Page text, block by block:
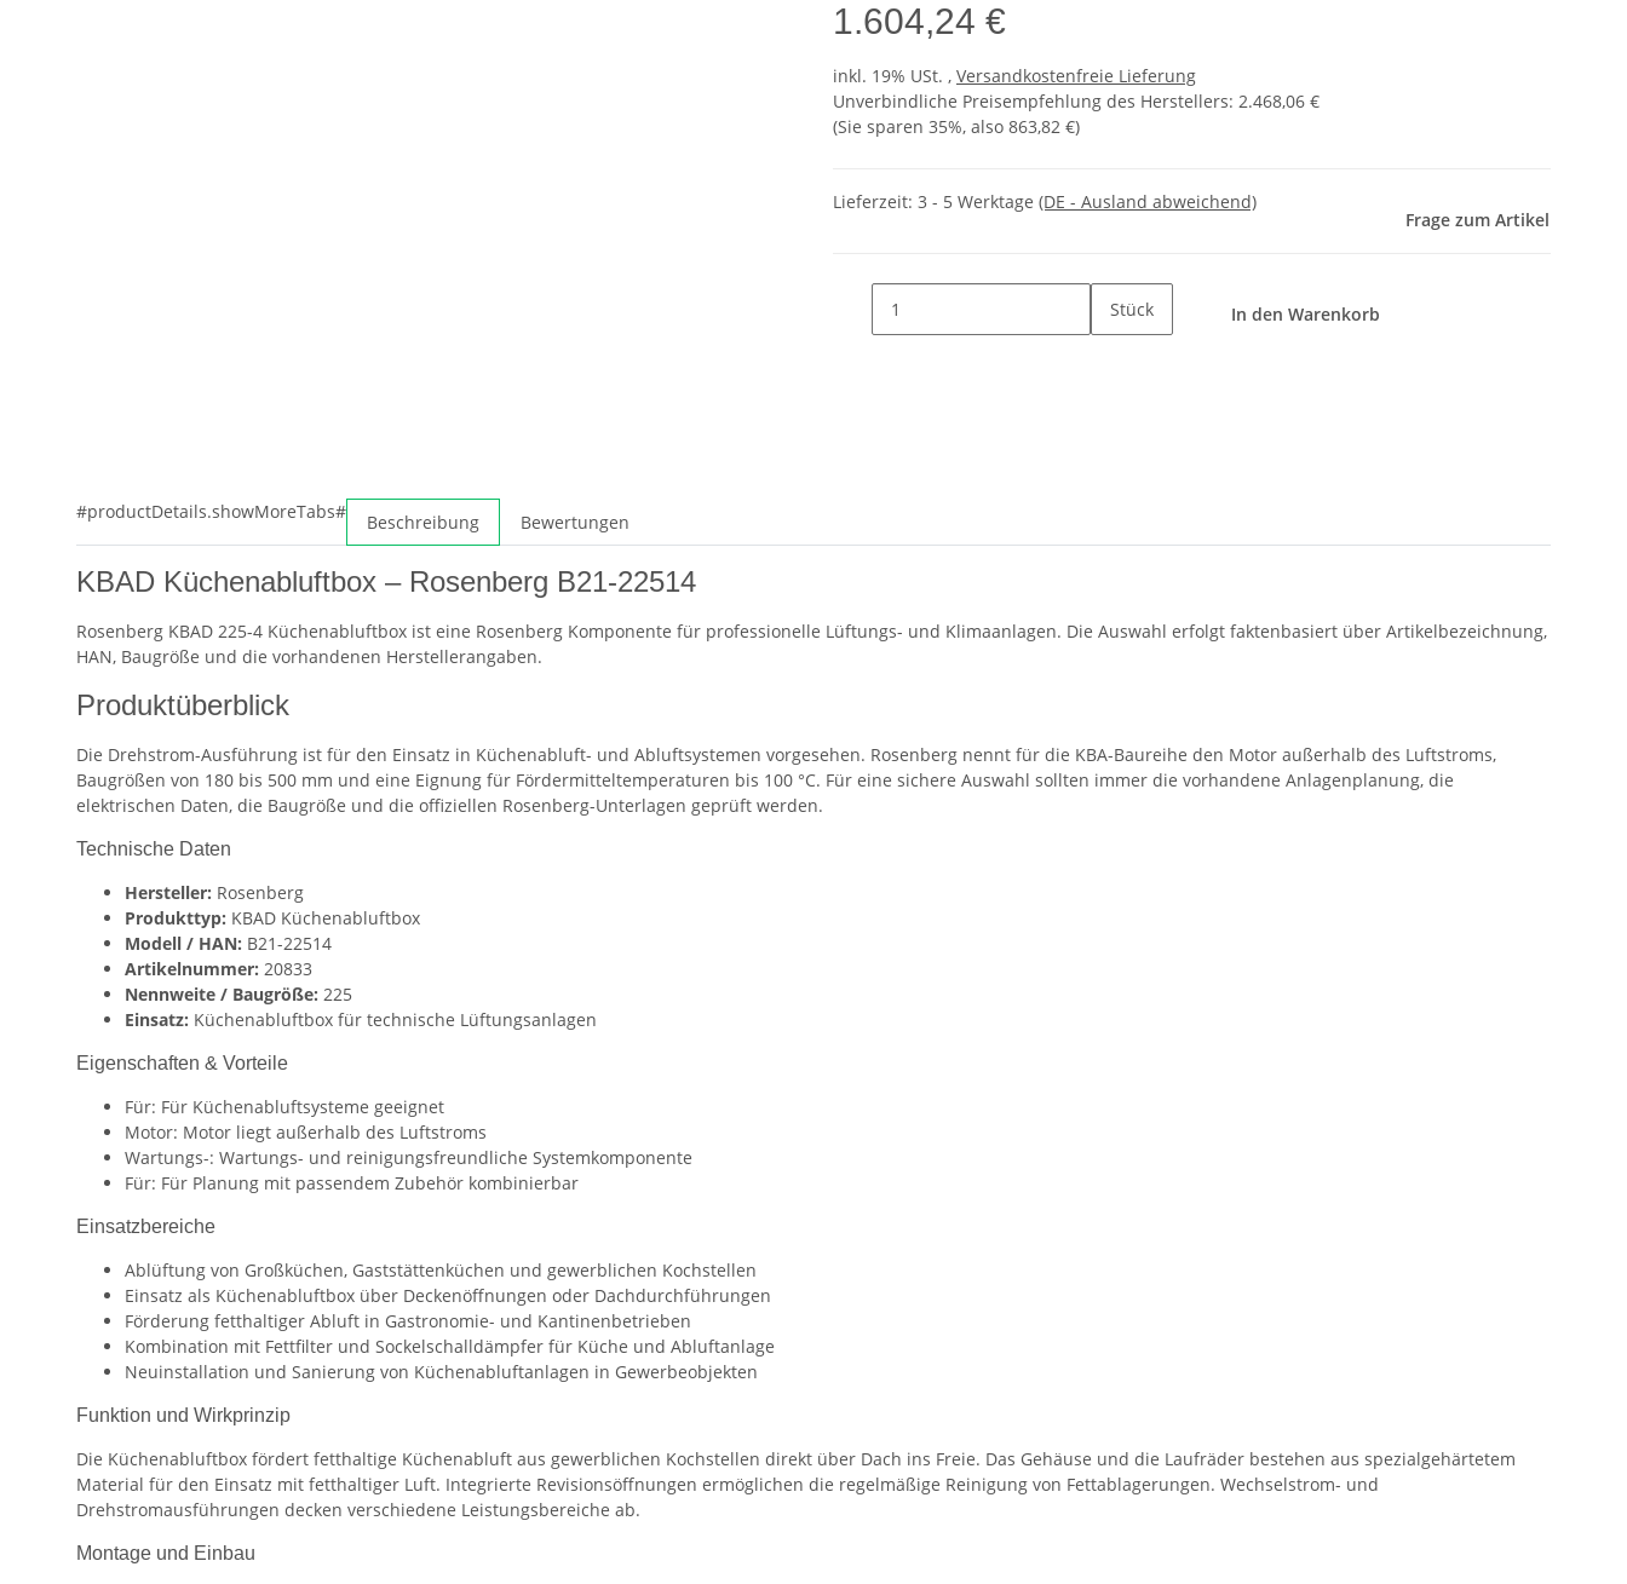
1.604,24 €
inkl. 19% USt. , Versandkostenfreie Lieferung
Unverbindliche Preisempfehlung des Herstellers: 2.468,06 €
(Sie sparen 35%, also 863,82 €)
Lieferzeit: 3 - 5 Werktage (DE - Ausland abweichend)
Frage zum Artikel
Stück In den Warenkorb
#productDetails.showMoreTabs# Beschreibung Bewertungen
KBAD Küchenabluftbox – Rosenberg B21-22514
Rosenberg KBAD 225-4 Küchenabluftbox ist eine Rosenberg Komponente für professionelle Lüftungs- und Klimaanlagen. Die Auswahl erfolgt faktenbasiert über Artikelbezeichnung,
HAN, Baugröße und die vorhandenen Herstellerangaben.
Produktüberblick
Die Drehstrom-Ausführung ist für den Einsatz in Küchenabluft- und Abluftsystemen vorgesehen. Rosenberg nennt für die KBA-Baureihe den Motor außerhalb des Luftstroms,
Baugrößen von 180 bis 500 mm und eine Eignung für Fördermitteltemperaturen bis 100 °C. Für eine sichere Auswahl sollten immer die vorhandene Anlagenplanung, die
elektrischen Daten, die Baugröße und die offiziellen Rosenberg-Unterlagen geprüft werden.
Technische Daten
Hersteller: Rosenberg
Produkttyp: KBAD Küchenabluftbox
Modell / HAN: B21-22514
Artikelnummer: 20833
Nennweite / Baugröße: 225
Einsatz: Küchenabluftbox für technische Lüftungsanlagen
Eigenschaften & Vorteile
Für: Für Küchenabluftsysteme geeignet
Motor: Motor liegt außerhalb des Luftstroms
Wartungs-: Wartungs- und reinigungsfreundliche Systemkomponente
Für: Für Planung mit passendem Zubehör kombinierbar
Einsatzbereiche
Ablüftung von Großküchen, Gaststättenküchen und gewerblichen Kochstellen
Einsatz als Küchenabluftbox über Deckenöffnungen oder Dachdurchführungen
Förderung fetthaltiger Abluft in Gastronomie- und Kantinenbetrieben
Kombination mit Fettfilter und Sockelschalldämpfer für Küche und Abluftanlage
Neuinstallation und Sanierung von Küchenabluftanlagen in Gewerbeobjekten
Funktion und Wirkprinzip
Die Küchenabluftbox fördert fetthaltige Küchenabluft aus gewerblichen Kochstellen direkt über Dach ins Freie. Das Gehäuse und die Laufräder bestehen aus spezialgehärtetem
Material für den Einsatz mit fetthaltiger Luft. Integrierte Revisionsöffnungen ermöglichen die regelmäßige Reinigung von Fettablagerungen. Wechselstrom- und
Drehstromausführungen decken verschiedene Leistungsbereiche ab.
Montage und Einbau